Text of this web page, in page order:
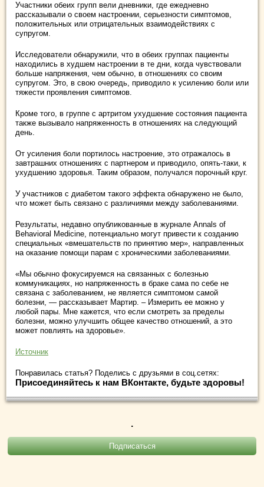
Участники обеих групп вели дневники, где ежедневно
рассказывали о своем настроении, серьезности симптомов,
положительных или отрицательных взаимодействиях с
супругом.
Исследователи обнаружили, что в обеих группах пациенты
находились в худшем настроении в те дни, когда чувствовали
больше напряжения, чем обычно, в отношениях со своим
супругом. Это, в свою очередь, приводило к усилению боли или
тяжести проявления симптомов.
Кроме того, в группе с артритом ухудшение состояния пациента
также вызывало напряженность в отношениях на следующий
день.
От усиления боли портилось настроение, это отражалось в
завтрашних отношениях с партнером и приводило, опять-таки, к
ухудшению здоровья. Таким образом, получался порочный круг.
У участников с диабетом такого эффекта обнаружено не было,
что может быть связано с различиями между заболеваниями.
Результаты, недавно опубликованные в журнале Annals of
Behavioral Medicine, потенциально могут привести к созданию
специальных «вмешательств по принятию мер», направленных
на оказание помощи парам с хроническими заболеваниями.
«Мы обычно фокусируемся на связанных с болезнью
коммуникациях, но напряженность в браке сама по себе не
связана с заболеванием, не является симптомом самой
болезни, — рассказывает Мартир. – Измерить ее можно у
любой пары. Мне кажется, что если смотреть за пределы
болезни, можно улучшить общее качество отношений, а это
может повлиять на здоровье».
Источник
Понравилась статья? Поделись с друзьями в соц.сетях:
Присоединяйтесь к нам ВКонтакте, будьте здоровы!
.